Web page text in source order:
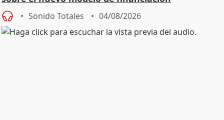
Sonido Totales 04/08/2026